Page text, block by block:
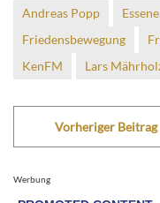
Andreas Popp
Friedensbewegung
KenFM
Lars
Vorheriger Beitrag
Werbung